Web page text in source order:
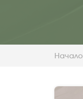
Начало